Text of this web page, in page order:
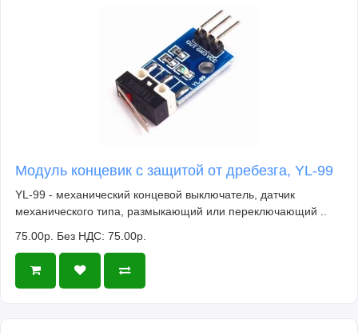
Модуль концевик с защитой от дребезга, YL-99
YL-99 - механический концевой выключатель, датчик
механического типа, размыкающий или переключающий ..
75.00р. Без НДС: 75.00р.